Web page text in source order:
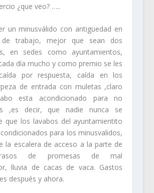
¿que veo? …..
un minusválido con antigüedad en
trabajo, mejor que sean dos
en sedes como ayuntamientos,
día mucho y como premio se les
por respuesta, caída en los
de entrada con muletas ,claro
esta acondicionado para no
,es decir, que nadie nunca se
que los lavabos del ayuntamientito
para los minusvalidos,
la escalera de acceso a la parte de
de promesas de mal
lluvia de cacas de vaca. Gastos
después y ahora.